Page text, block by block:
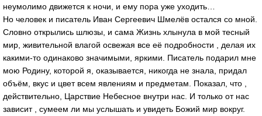
неумолимо движется к ночи, и ему пора уже уходить…
Но человек и писатель Иван Сергеевич Шмелёв остался со мной.
Словно открылись шлюзы, и сама Жизнь хлынула в мой тесный
мир, живительной влагой освежая все её подробности , делая их
какими-то одинаково значимыми, яркими. Писатель подарил мне
мою Родину, которой я, оказывается, никогда не знала, придал
объём, вкус и цвет всем явлениям и предметам. Показал, что ,
действительно, Царствие Небесное внутри нас. И только от нас
зависит , сумеем ли мы услышать и увидеть Божий мир вокруг.